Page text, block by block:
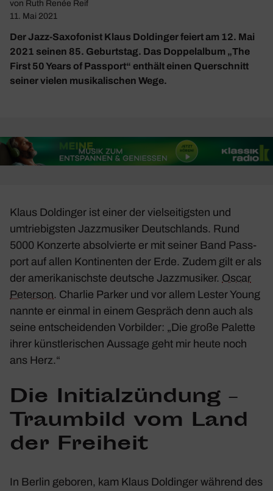
von Ruth Renée Reif
11. Mai 2021
Der Jazz-Saxofonist Klaus Doldinger feiert am 12. Mai
2021 seinen 85. Geburtstag. Das Doppelalbum „The
First 50 Years of Passport“ enthält einen Querschnitt
seiner vielen musikalischen Wege.
Klaus Doldinger ist einer der viel­sei­tigsten und
umtrie­bigsten Jazz­mu­siker Deutsch­lands. Rund
5000 Konzerte absol­vierte er mit seiner Band Pass­
port auf allen Konti­nenten der Erde. Zudem gilt er als
der ameri­ka­nischste deut­sche Jazz­mu­siker. Oscar
Peterson. Charlie Parker und vor allem Lester Young
nannte er einmal in einem Gespräch denn auch als
seine entschei­denden Vorbilder: „Die große Palette
ihrer künst­le­ri­schen Aussage geht mir heute noch
ans Herz.“
Die Initi­al­zün­dung –
Traum­bild vom Land
der Frei­heit
In Berlin geboren, kam Klaus Doldinger während des